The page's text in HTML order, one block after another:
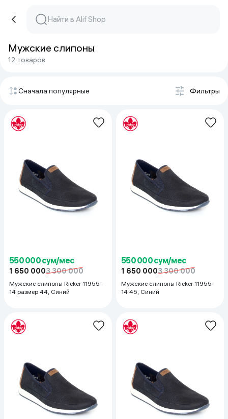
Мужские слипоны
12 товаров
Сначала популярные Фильтры
550 000 сум/мес
1 650 0003 300 000
Мужские слипоны Rieker 11955-
14 размер 44, Синий
550 000 сум/мес
1 650 0003 300 000
Мужские слипоны Rieker 11955-
14 45, Синий